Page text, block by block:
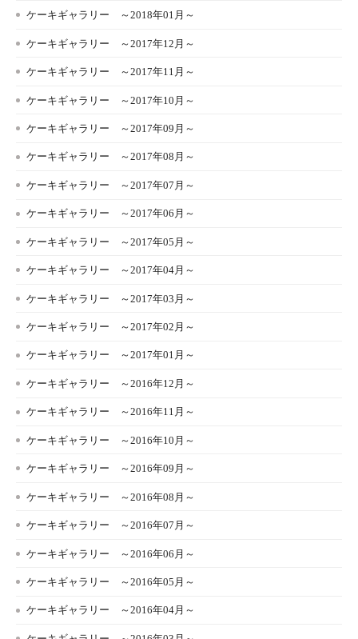
ケーキギャラリー ～2018年01月～
ケーキギャラリー ～2017年12月～
ケーキギャラリー ～2017年11月～
ケーキギャラリー ～2017年10月～
ケーキギャラリー ～2017年09月～
ケーキギャラリー ～2017年08月～
ケーキギャラリー ～2017年07月～
ケーキギャラリー ～2017年06月～
ケーキギャラリー ～2017年05月～
ケーキギャラリー ～2017年04月～
ケーキギャラリー ～2017年03月～
ケーキギャラリー ～2017年02月～
ケーキギャラリー ～2017年01月～
ケーキギャラリー ～2016年12月～
ケーキギャラリー ～2016年11月～
ケーキギャラリー ～2016年10月～
ケーキギャラリー ～2016年09月～
ケーキギャラリー ～2016年08月～
ケーキギャラリー ～2016年07月～
ケーキギャラリー ～2016年06月～
ケーキギャラリー ～2016年05月～
ケーキギャラリー ～2016年04月～